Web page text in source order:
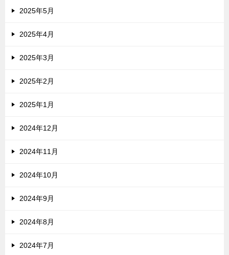
2025年5月
2025年4月
2025年3月
2025年2月
2025年1月
2024年12月
2024年11月
2024年10月
2024年9月
2024年8月
2024年7月